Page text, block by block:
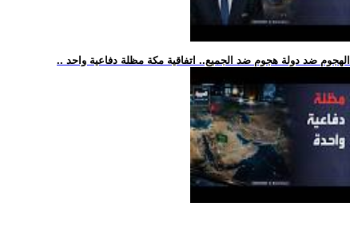
.. الهجوم ضد دولة هجوم ضد الجميع.. اتفاقية مكة مظلة دفاعية واحد